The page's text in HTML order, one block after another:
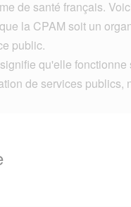
de santé français.
la CPAM soit un
public.
qu'elle
de services publics,